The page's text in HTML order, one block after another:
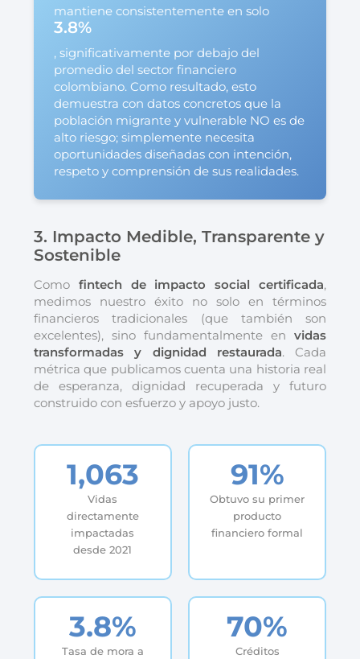
mantiene consistentemente en solo
3.8%
, significativamente por debajo del
promedio del sector financiero
colombiano. Como resultado, esto
demuestra con datos concretos que la
población migrante y vulnerable NO es de
alto riesgo; simplemente necesita
oportunidades diseñadas con intención,
respeto y comprensión de sus realidades.
3. Impacto Medible, Transparente y
Sostenible
Como fintech de impacto social certificada,
medimos nuestro éxito no solo en términos
financieros tradicionales (que también son
excelentes), sino fundamentalmente envidas
transformadas y dignidad restaurada. Cada
métrica que publicamos cuenta una historia real
de esperanza, dignidad recuperada y futuro
construido con esfuerzo y apoyo justo.
1,063
Vidas
directamente
impactadas
desde 2021
91%
Obtuvo su primer
producto
financiero formal
3.8%
Tasa de mora a
70%
Créditos